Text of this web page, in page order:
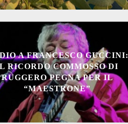
A FRANCESCO GUCCINI:
RICORDO COMMOSSO DI
RUGGERO PEGNA PER IL
“MAESTRONE”